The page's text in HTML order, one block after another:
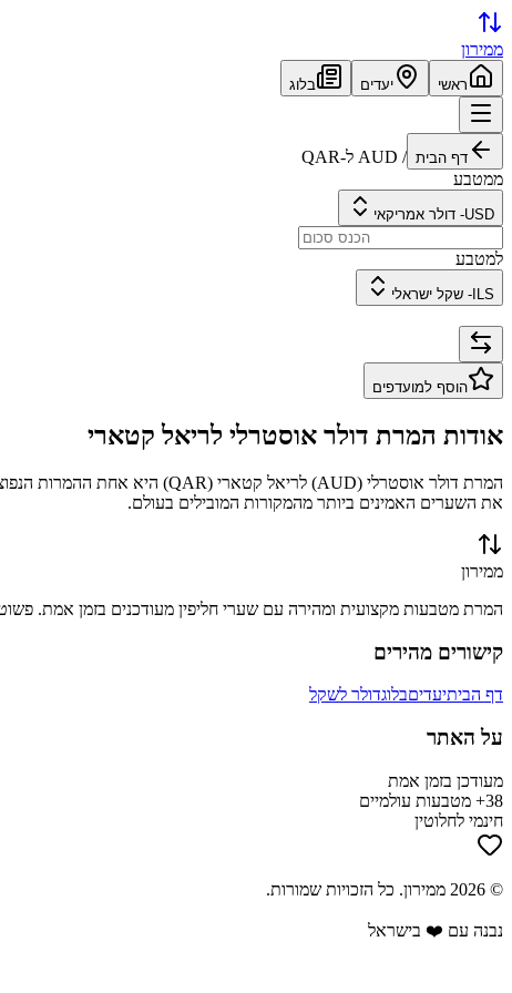
ממירון
ראשי יעדים בלוג
דף הבית /
AUD ל-QAR
ממטבע
USD
- דולר אמריקאי
למטבע
ILS
- שקל ישראלי
הוסף למועדפים
אודות המרת דולר אוסטרלי לריאל קטארי
המרת דולר אוסטרלי (
AUD) לריאל קטארי (
QAR) היא אחת ההמרות
את השערים האמינים ביותר מהמקורות המובילים בעולם.
ממירון
המרת מטבעות מקצועית ומהירה עם שערי חליפין מעודכנים בזמן אמת.
קישורים מהירים
דף הביתיעדיםבלוגדולר לשקל
על האתר
מעודכן בזמן אמת
38+ מטבעות עולמיים
חינמי לחלוטין
©
2026 ממירון. כל הזכויות שמורות.
נבנה עם ❤️ בישראל